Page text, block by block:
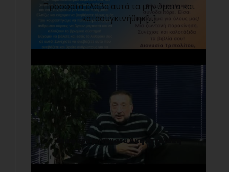
Πρόσφατα έλαβα αυτά τα μηνύματα και
κατασυγκινήθηκ[...]
Διάφορα μηνύματα Άκη Αγγελάκη